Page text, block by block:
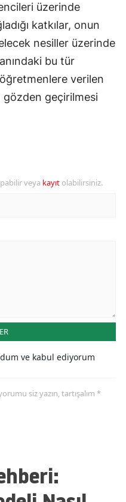
üzerinde
katkılar, onun
nesiller üzerinde
bu tür
verilen
gözden geçirilmesi
veya kayıt olabilirsiniz.
ve kabul ediyorum
siz yazın, tartışalım *